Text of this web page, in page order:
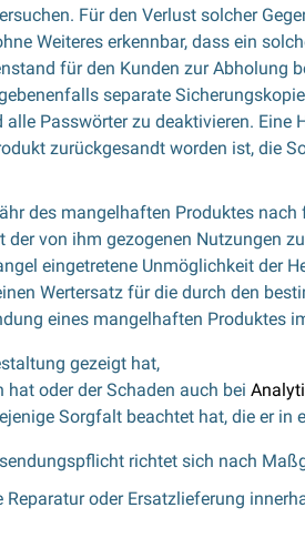
Für den Verlust solcher
Weiteres erkennbar, dass ein
für den Kunden zur Abholung
separate
Passwörter zu deaktivieren.
zurückgesandt worden ist, die
des mangelhaften Produktes
von ihm gezogenen Nutzungen
eingetretene Unmöglichkeit der
Wertersatz für die durch den
eines mangelhaften Produktes
gezeigt hat,
hat oder der Schaden auch bei
Sorgfalt beachtet hat, die er in
richtet sich nach
oder Ersatzlieferung